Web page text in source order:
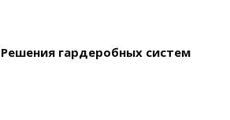
Решения гардеробных систем